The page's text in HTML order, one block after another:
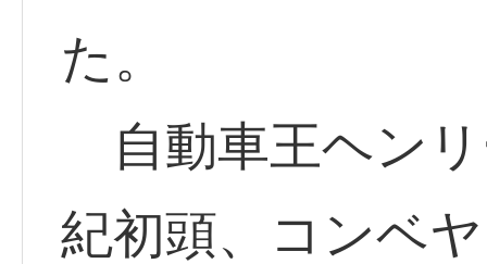
た。
自動車王ヘン
紀初頭、コンベ